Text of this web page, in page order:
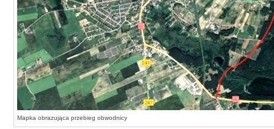
Mapka obrazująca przebieg obwodnicy